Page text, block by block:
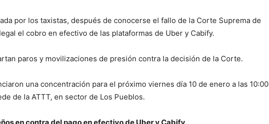
por los taxistas, después de conocerse el fallo de la Corte Suprema de
el cobro en efectivo de las plataformas de Uber y Cabify.
paros y movilizaciones de presión contra la decisión de la Corte.
una concentración para el próximo viernes día 10 de enero a las 10:00
de la ATTT, en sector de Los Pueblos.